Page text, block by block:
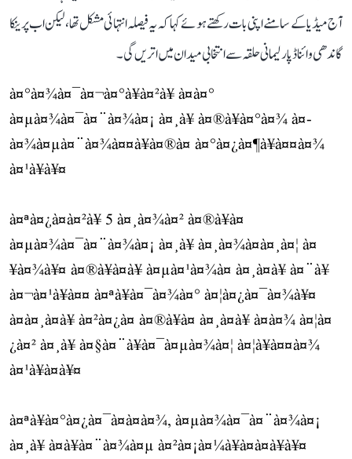
آج میڈیا کے سامنے اپنی بات رکھتے ہوئے کہا کہ یہ فیصلہ انتہائی مشکل تھا، لیکن اب پرینکا
گاندھی وائناڈ پارلیمانی حلقہ سے انتخابی میدان میں اتریں گی۔
à¤°à¤¾à¤¯à¤¬à¤°à¥à¤²à¥ à¤à¤°
à¤µà¤¾à¤¯à¤¨à¤¾à¤¡ à¤¸à¥ à¤®à¥à¤°à¤¾ à¤­
à¤¾à¤µà¤¨à¤¾à¤¤à¥à¤®à¤ à¤°à¤¿à¤¶à¥à¤¤à¤¾
à¤¹à¥à¥¤
à¤ªà¤¿à¤à¤²à¥ 5 à¤¸à¤¾à¤² à¤®à¥à¤
à¤µà¤¾à¤¯à¤¨à¤¾à¤¡ à¤¸à¥ à¤¸à¤¾à¤à¤¸à¤¦ à¤
¥à¤¾à¥¤ à¤®à¥à¤à¥ à¤µà¤¹à¤¾à¤ à¤¸à¤­à¥ à¤¨à¥
à¤¬à¤¹à¥à¤¤ à¤ªà¥à¤¯à¤¾à¤° à¤¦à¤¿à¤¯à¤¾à¥¤
à¤à¤¸à¤à¥ à¤²à¤¿à¤ à¤®à¥à¤ à¤¸à¤­à¥ à¤à¤¾ à¤¦à¤
¿à¤² à¤¸à¥ à¤§à¤¨à¥à¤¯à¤µà¤¾à¤¦ à¤¦à¥à¤¤à¤¾
à¤¹à¥à¤à¥¤
à¤ªà¥à¤°à¤¿à¤¯à¤à¤à¤¾, à¤µà¤¾à¤¯à¤¨à¤¾à¤¡
à¤¸à¥ à¤à¥à¤¨à¤¾à¤µ à¤²à¤¡à¤¼à¥à¤à¤à¥à¥¤